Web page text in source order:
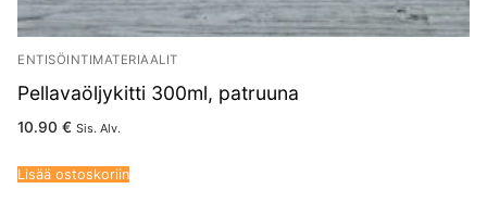
ENTISÖINTIMATERIAALIT
Pellavaöljykitti 300ml, patruuna
10.90 € Sis. Alv.
Lisää ostoskoriin